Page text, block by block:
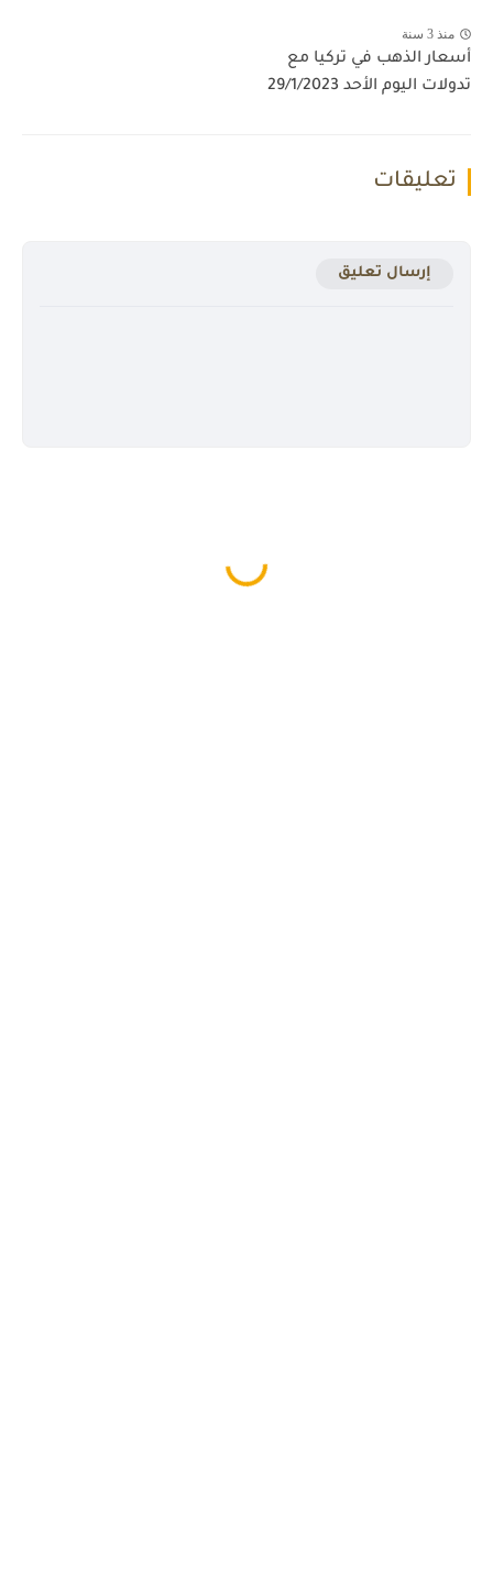
منذ 3 سنة
أسعار الذهب في تركيا مع
تدولات اليوم الأحد 29/1/2023
تعليقات
إرسال تعليق